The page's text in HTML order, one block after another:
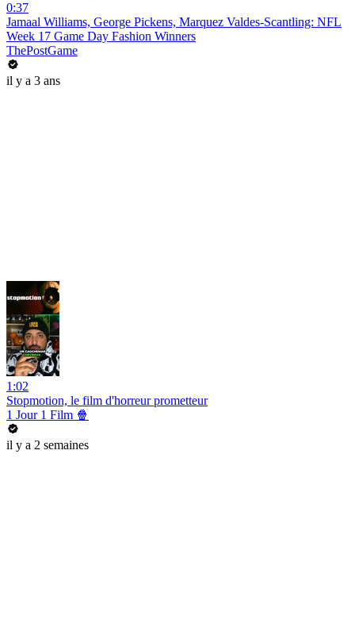
0:37
Jamaal Williams, George Pickens, Marquez Valdes-Scantling: NFL
Week 17 Game Day Fashion Winners
ThePostGame
il y a 3 ans
1:02
Stopmotion, le film d'horreur prometteur
1 Jour 1 Film 🍿
il y a 2 semaines